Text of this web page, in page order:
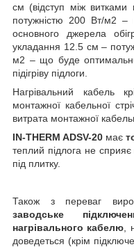
см (відступ між
потужністю 200 Вт/м2 –
основного джерела
укладання 12.5 см –
м2 – що буде
підігріву підлоги.
Нагрівальний кабель
монтажної кабельної
витрата монтажної
IN-THERM ADSV-20 має
теплий підлога не сприяє
під плитку.
Також з переваг
заводське
нагрівального кабелю ,
доведеться (крім